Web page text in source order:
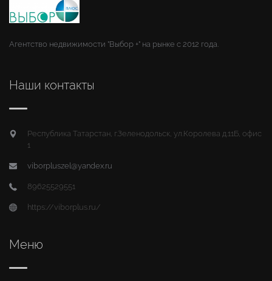
Агентство недвижимости "Выбор +" на рынке с 2012 года.
Наши контакты
Республика Татарстан, г.Зеленодольск, ул.Королева д.11Б, офис
1
viborpluszel@yandex.ru
89625529551
https://viborplus.ru/
Меню